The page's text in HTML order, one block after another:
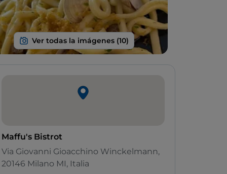
Maffu's Bistrot
Via Giovanni Gioacchino Winckelmann,
20146 Milano MI, Italia